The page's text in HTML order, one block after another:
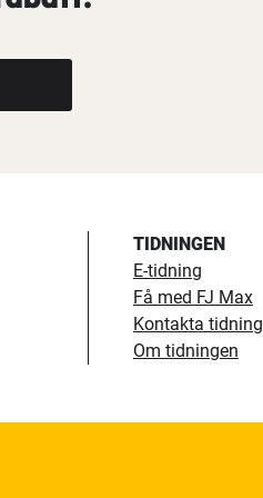
TIDNINGEN
E-tidning
Få med FJ Max
Kontakta tidning
Om tidningen